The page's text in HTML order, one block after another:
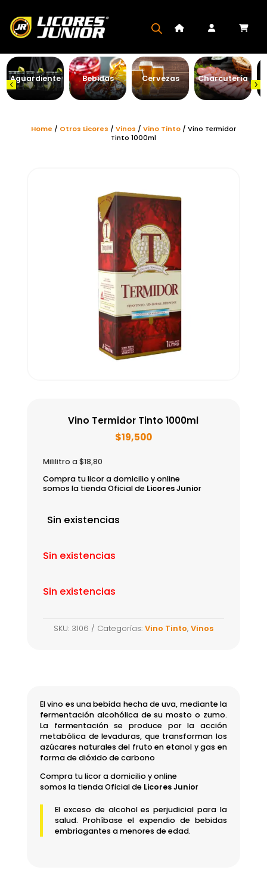
Aguardiente Bebidas Cervezas Charcutería
Home / Otros Licores / Vinos / Vino Tinto/ Vino Termidor
Tinto 1000ml
Vino Termidor Tinto 1000ml
$19,500
Mililitro a $18,80
Compra tu licor a domicilio y online
somos la tienda Oficial de Licores Junior
Sin existencias
Sin existencias
Sin existencias
SKU: 3106 Categorías: Vino Tinto, Vinos
El vino es una bebida hecha de uva, mediante la
fermentación alcohólica de su mosto o zumo.​
La fermentación se produce por la acción
metabólica de levaduras, que transforman los
azúcares naturales del fruto en etanol y gas en
forma de dióxido de carbono
Compra tu licor a domicilio y online
somos la tienda Oficial de Licores Junior
El exceso de alcohol es perjudicial para la
salud. Prohíbase el expendio de bebidas
embriagantes a menores de edad.